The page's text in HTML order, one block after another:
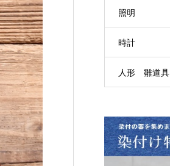
照明
時計
人形 雛道具